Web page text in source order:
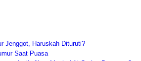
Jenggot, Haruskah Dituruti?
Saat Puasa